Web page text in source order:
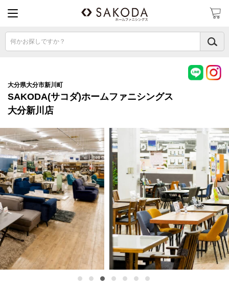
何かお探しですか？
大分県大分市新川町
SAKODA(サコダ)ホームファニシングス
大分新川店